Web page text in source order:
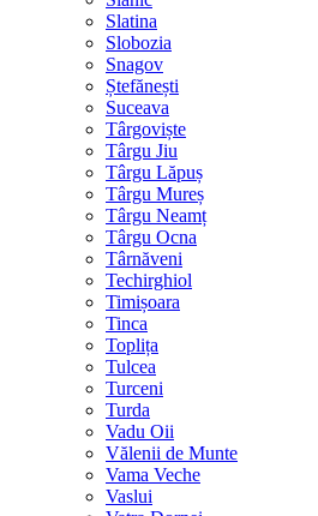
Slatina
Slobozia
Snagov
Ștefănești
Suceava
Târgoviște
Târgu Jiu
Târgu Lăpuș
Târgu Mureș
Târgu Neamț
Târgu Ocna
Târnăveni
Techirghiol
Timișoara
Tinca
Toplița
Tulcea
Turceni
Turda
Vadu Oii
Vălenii de Munte
Vama Veche
Vaslui